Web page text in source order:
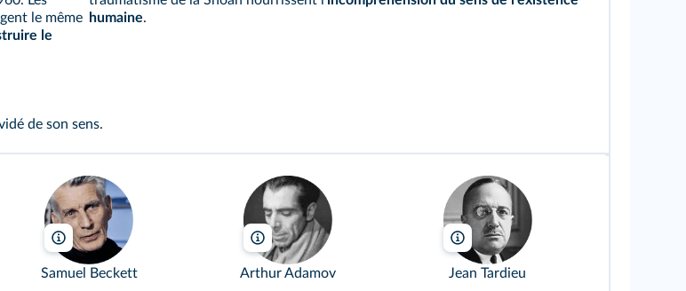
le même
le
humaine.
de son sens.
GreenMeansGo/Wikimedia
Samuel Beckett
Vddbert/Wikimedia
Arthur Adamov
Guise/ Wikimedia
Jean Tardieu